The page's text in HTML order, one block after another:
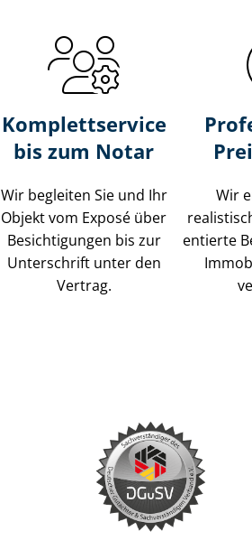
Komplettservice
bis zum Notar
Wir begleiten Sie und Ihr
Objekt vom Exposé über
Besichtigungen bis zur
Unterschrift unter den
Vertrag.
Wir
en­tier­te